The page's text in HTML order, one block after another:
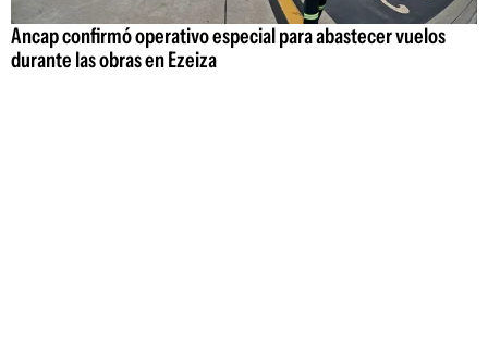
Ancap confirmó operativo especial para abastecer vuelos
durante las obras en Ezeiza